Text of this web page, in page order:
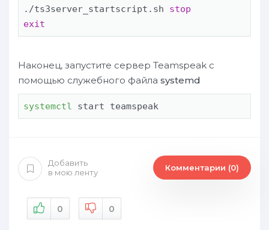
./ts3server_startscript.sh stop
exit
Наконец, запустите сервер Teamspeak с
помощью служебного файла systemd
systemctl start teamspeak
Добавить
в мою ленту
Комментарии (0)
0 0